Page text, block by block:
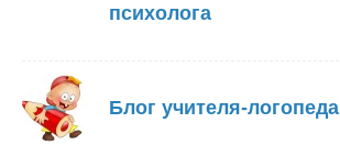
психолога
Блог учителя-логопеда